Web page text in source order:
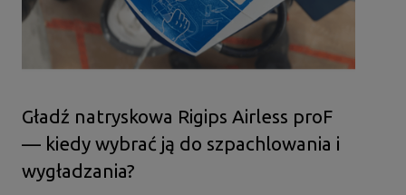
Gładź natryskowa Rigips Airless proF
— kiedy wybrać ją do szpachlowania i
wygładzania?